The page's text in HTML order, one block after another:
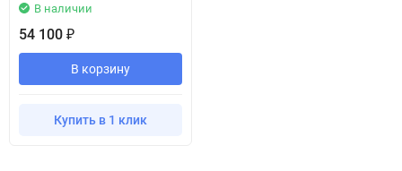
В наличии
54 100 ₽
В корзину
Купить в 1 клик